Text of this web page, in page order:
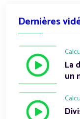
Dernières
La
un